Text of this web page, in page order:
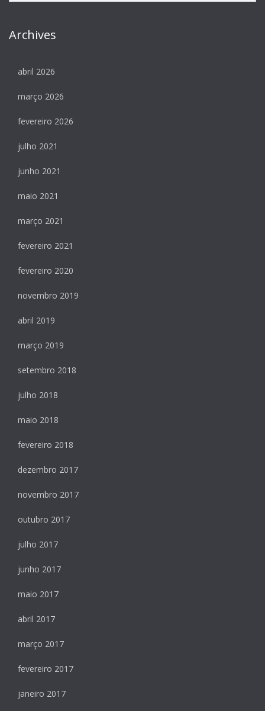
Archives
abril 2026
março 2026
fevereiro 2026
julho 2021
junho 2021
maio 2021
março 2021
fevereiro 2021
fevereiro 2020
novembro 2019
abril 2019
março 2019
setembro 2018
julho 2018
maio 2018
fevereiro 2018
dezembro 2017
novembro 2017
outubro 2017
julho 2017
junho 2017
maio 2017
abril 2017
março 2017
fevereiro 2017
janeiro 2017